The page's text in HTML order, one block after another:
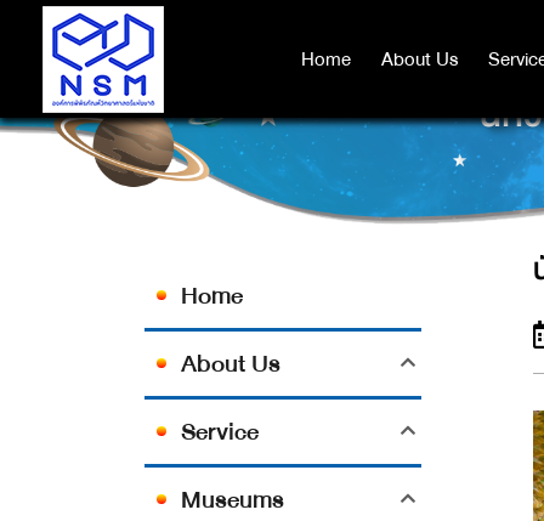
Home About Us Service
Home About Us
นัก
Home
About Us
Service
Museums